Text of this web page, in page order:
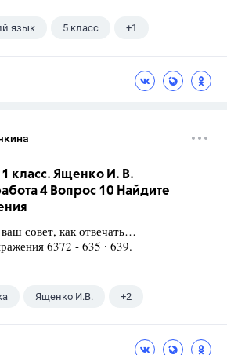
язык 5 класс +1
класс. Ященко И. В.
4 Вопрос 10 Найдите
совет, как отвечать…
6372 - 635 ∙ 639.
Ященко И.В. +2